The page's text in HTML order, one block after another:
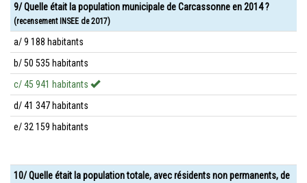
9/ Quelle était la population municipale de Carcassonne en 2014 ?
(recensement INSEE de 2017)
a/ 9 188 habitants
b/ 50 535 habitants
c/ 45 941 habitants
d/ 41 347 habitants
e/ 32 159 habitants
10/ Quelle était la population totale, avec résidents non permanents, de